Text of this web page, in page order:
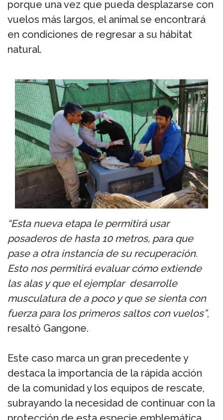
porque una vez que pueda desplazarse con
vuelos más largos, el animal se encontrará
en condiciones de regresar a su hábitat
natural.
“Esta nueva etapa le permitirá usar
posaderos de hasta 10 metros, para que
pase a otra instancia de su recuperación.
Esto nos permitirá evaluar cómo extiende
las alas y que el ejemplar desarrolle
musculatura de a poco y que se sienta con
fuerza para los primeros saltos con vuelos”,
resaltó Gangone.
Este caso marca un gran precedente y
destaca la importancia de la rápida acción
de la comunidad y los equipos de rescate,
subrayando la necesidad de continuar con la